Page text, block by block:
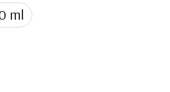
ml